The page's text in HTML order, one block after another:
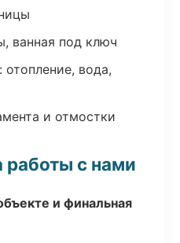
ванная под ключ
вода,
и отмостки
с нами
и финальная